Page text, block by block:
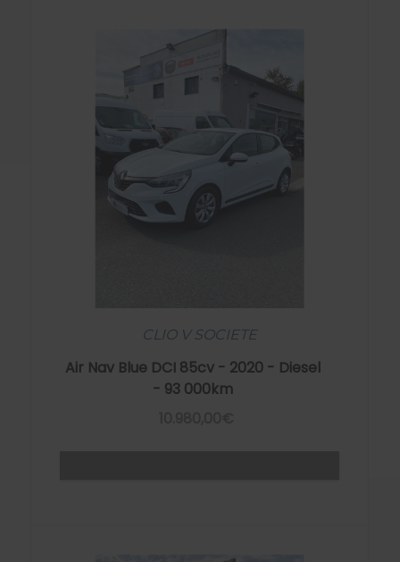
CLIO V SOCIETE
Air Nav Blue DCI 85cv - 2020 - Diesel
- 93 000km